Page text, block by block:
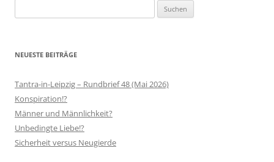
nach:
NEUESTE BEITRÄGE
Tantra-in-Leipzig – Rundbrief 48 (Mai 2026)
Konspiration!?
Männer und Männlichkeit?
Unbedingte Liebe!?
Sicherheit versus Neugierde